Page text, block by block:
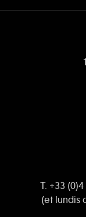
T. +33
(et lundis